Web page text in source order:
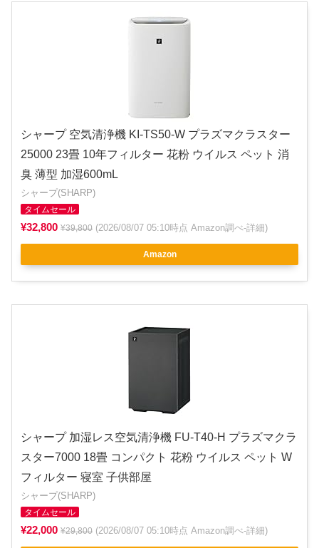
シャープ 空気清浄機 KI-TS50-W プラズマクラスター
25000 23畳 10年フィルター 花粉 ウイルス ペット 消
臭 薄型 加湿600mL
シャープ(SHARP)
タイムセール
¥32,800 ¥39,800 (2026/08/07 05:10時点 Amazon調べ-詳細)
Amazon
シャープ 加湿レス空気清浄機 FU-T40-H プラズマクラ
スター7000 18畳 コンパクト 花粉 ウイルス ペット W
フィルター 寝室 子供部屋
シャープ(SHARP)
タイムセール
¥22,000 ¥29,800 (2026/08/07 05:10時点 Amazon調べ-詳細)